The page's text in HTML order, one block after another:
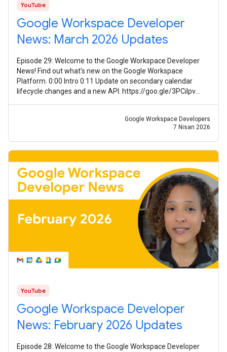
YouTube
Google Workspace Developer
News: March 2026 Updates
Episode 29: Welcome to the Google Workspace Developer
News! Find out what's new on the Google Workspace
Platform. 0:00 Intro 0:11 Update on secondary calendar
lifecycle changes and a new API: https://goo.gle/3PCilpv
Google Workspace Developers
7 Nisan 2026
YouTube
Google Workspace Developer
News: February 2026 Updates
Episode 28: Welcome to the Google Workspace Developer